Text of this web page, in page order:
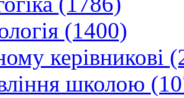
(1400)
керівникові
школою